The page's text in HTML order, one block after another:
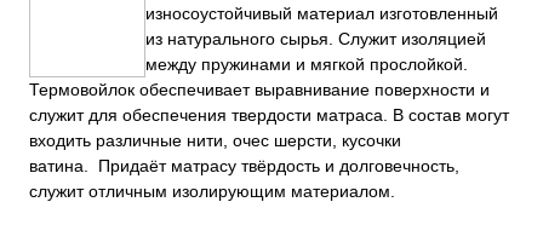
износоустойчивый материал изготовленный
из натурального сырья. Служит изоляцией
между пружинами и мягкой прослойкой.
Термовойлок обеспечивает выравнивание поверхности и
служит для обеспечения твердости матраса. В состав могут
входить различные нити, очес шерсти, кусочки
ватина. Придаёт матрасу твёрдость и долговечность,
служит отличным изолирующим материалом.